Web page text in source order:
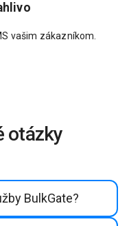
vašim zákazníkom.
otázky
BulkGate?